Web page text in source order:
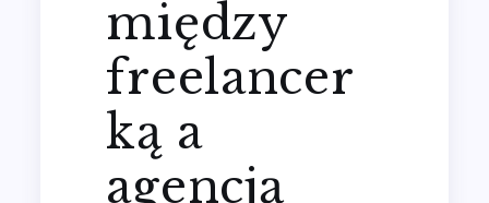
między
freelancer
ką a
agencją